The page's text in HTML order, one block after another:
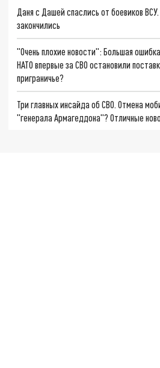
Даня с Дашей спаслись от боевиков
закончились
"Очень плохие новости": Большая
НАТО впервые за СВО остановили
приграничье?
Три главных инсайда об СВО. Отмена
"генерала Армагеддона"? Отличные